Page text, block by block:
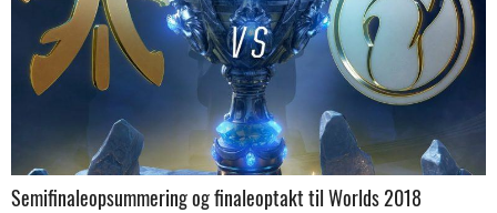
Semifinaleopsummering og finaleoptakt til Worlds 2018